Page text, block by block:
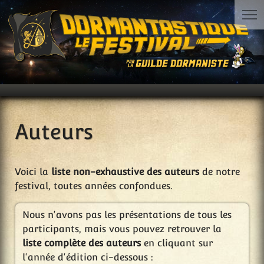
Auteurs
Voici la liste non-exhaustive des auteursde notre
festival, toutes années confondues.
Nous n'avons pas les présentations de tous les
participants, mais vous pouvez retrouver la
liste complète des auteursen cliquant sur
l'année d'édition ci-dessous :